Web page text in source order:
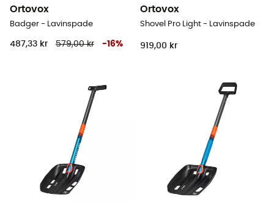
Ortovox
Badger - Lavinspade
487,33 kr 579,00 kr -16%
Ortovox
Shovel Pro Light - Lavinspade
919,00 kr